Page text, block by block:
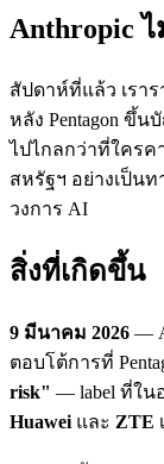
Anthropic
สัปดาห์ที่แล้ว เราร
หลัง Pentagon ขึ้
ไปไกลกว่าที่ใครค
สหรัฐฯ อย่างเป็น
วงการ AI
สิ่งที่เกิดขึ้น
9 มีนาคม 2026 —
ตอบโต้การที่
risk" — label ที่ใน
Huawei และ ZTE